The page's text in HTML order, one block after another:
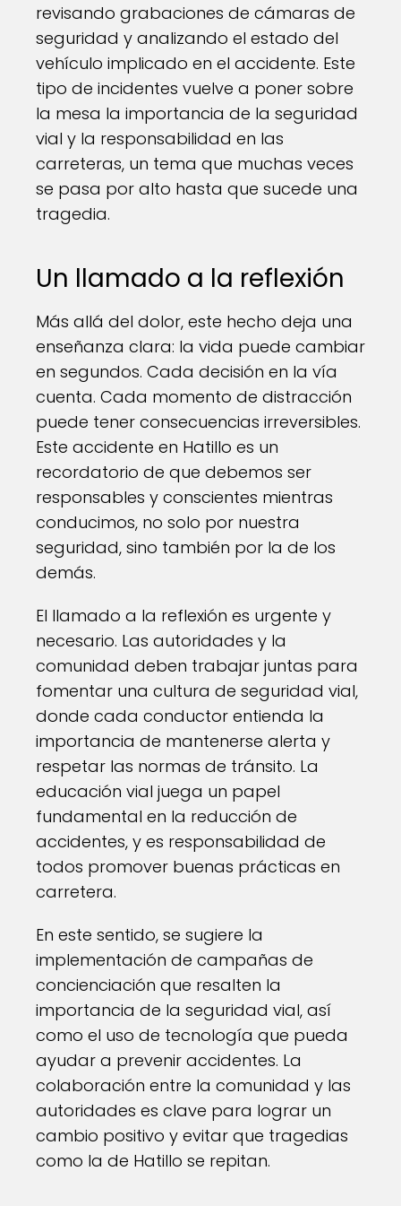
revisando grabaciones de cámaras de
seguridad y analizando el estado del
vehículo implicado en el accidente. Este
tipo de incidentes vuelve a poner sobre
la mesa la importancia de la seguridad
vial y la responsabilidad en las
carreteras, un tema que muchas veces
se pasa por alto hasta que sucede una
tragedia.
Un llamado a la reflexión
Más allá del dolor, este hecho deja una
enseñanza clara: la vida puede cambiar
en segundos. Cada decisión en la vía
cuenta. Cada momento de distracción
puede tener consecuencias irreversibles.
Este accidente en Hatillo es un
recordatorio de que debemos ser
responsables y conscientes mientras
conducimos, no solo por nuestra
seguridad, sino también por la de los
demás.
El llamado a la reflexión es urgente y
necesario. Las autoridades y la
comunidad deben trabajar juntas para
fomentar una cultura de seguridad vial,
donde cada conductor entienda la
importancia de mantenerse alerta y
respetar las normas de tránsito. La
educación vial juega un papel
fundamental en la reducción de
accidentes, y es responsabilidad de
todos promover buenas prácticas en
carretera.
En este sentido, se sugiere la
implementación de campañas de
concienciación que resalten la
importancia de la seguridad vial, así
como el uso de tecnología que pueda
ayudar a prevenir accidentes. La
colaboración entre la comunidad y las
autoridades es clave para lograr un
cambio positivo y evitar que tragedias
como la de Hatillo se repitan.